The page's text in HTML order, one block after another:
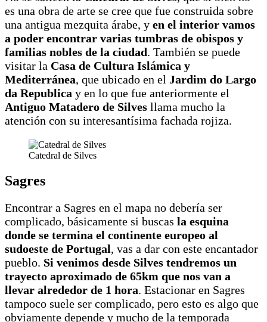
es una obra de arte se cree que fue construida sobre
una antigua mezquita árabe, y en el interior vamos
a poder encontrar varias tumbras de obispos y
familias nobles de la ciudad. También se puede
visitar la Casa de Cultura Islámica y
Mediterránea, que ubicado en el Jardim do Largo
da Republica y en lo que fue anteriormente el
Antiguo Matadero de Silves llama mucho la
atención con su interesantísima fachada rojiza.
Catedral de Silves
Sagres
Encontrar a Sagres en el mapa no debería ser
complicado, básicamente si buscas la esquina
donde se termina el continente europeo al
sudoeste de Portugal, vas a dar con este encantador
pueblo. Si venimos desde Silves tendremos un
trayecto aproximado de 65km que nos van a
llevar alrededor de 1 hora. Estacionar en Sagres
tampoco suele ser complicado, pero esto es algo que
obviamente depende y mucho de la temporada